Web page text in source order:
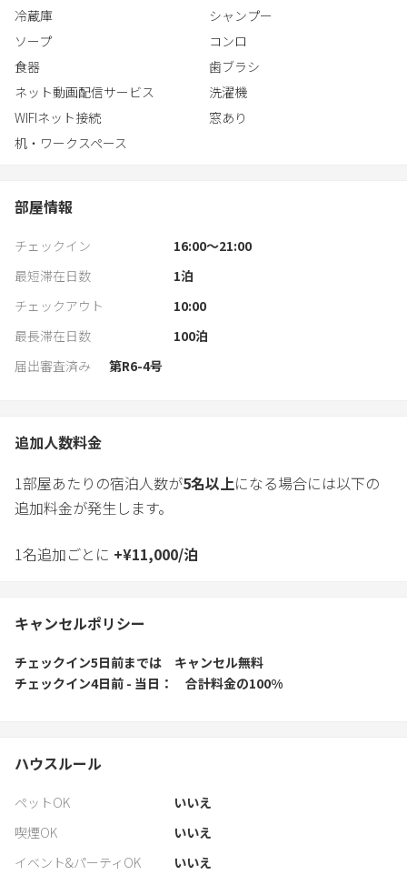
以下は有料オプションとなります。
ご予約後に自動送信されるメール記載のURLにてご決済をお願い
いたします。
・サウナ利用料 11,000円（1グループ/1泊）
・BBQセット 6,600円（1グループ/1台/1泊）
ます。
※オプション利用は別途費用にてご案内しております。
冷蔵庫
シャンプー
ソープ
コンロ
食器
歯ブラシ
ネット動画配信サービス
洗濯機
WIFIネット接続
窓あり
机・ワークスペース
部屋情報
チェックイン
16:00〜21:00
最短滞在日数
1泊
チェックアウト
10:00
最長滞在日数
100泊
届出審査済み
第R6-4号
追加人数料金
1部屋あたりの宿泊人数が5名以上になる場合には以下の
追加料金が発生します。
1名追加ごとに +¥11,000/泊
キャンセルポリシー
チェックイン5日前までは
キャンセル無料
チェックイン4日前 - 当日
合計料金の100%
ハウスルール
ペットOK
いいえ
喫煙OK
いいえ
イベント&パーティOK
いいえ